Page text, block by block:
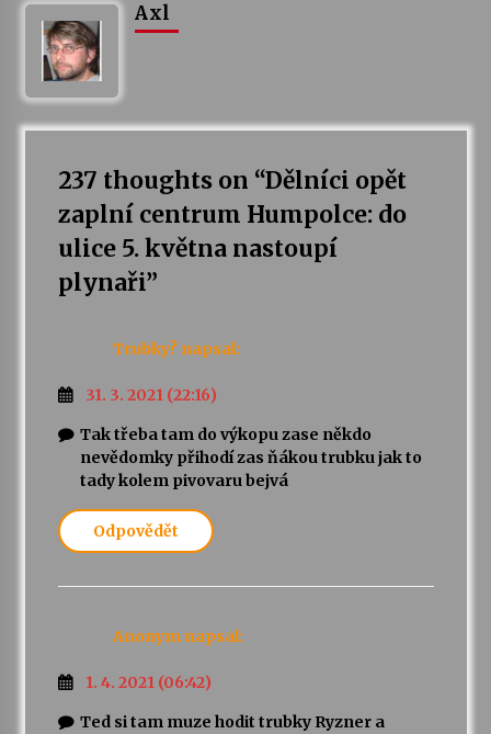
Axl
237 thoughts on “Dělníci opět
zaplní centrum Humpolce: do
ulice 5. května nastoupí
plynaři”
Trubky? napsal:
31. 3. 2021 (22:16)
Tak třeba tam do výkopu zase někdo
nevědomky přihodí zas ňákou trubku jak to
tady kolem pivovaru bejvá
Odpovědět
Anonym napsal:
1. 4. 2021 (06:42)
Ted si tam muze hodit trubky Ryzner a